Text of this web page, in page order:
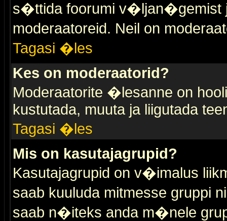
s�ttida foorumi v�ljan�gemist
moderaatoreid. Neil on
Tagasi �les
Kes on moderaatorid?
Moderaatorite �lesanne on
kustutada, muuta ja liigutada
Tagasi �les
Mis on kasutajagrupid?
Kasutajagrupid on v�imalus
saab kuuluda mitmesse gruppi
saab n�iteks anda m�nele